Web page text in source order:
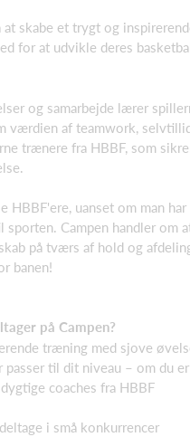
at skabe et trygt og
for at udvikle deres
og samarbejde lærer
værdien af teamwork,
trænere fra HBBF, som
HBBF'ere, uanset om man
sporten. Campen handler om
på tværs af hold og
banen!
på Campen?
træning med sjove
passer til dit niveau – om du
coaches fra HBBF
i små konkurrencer